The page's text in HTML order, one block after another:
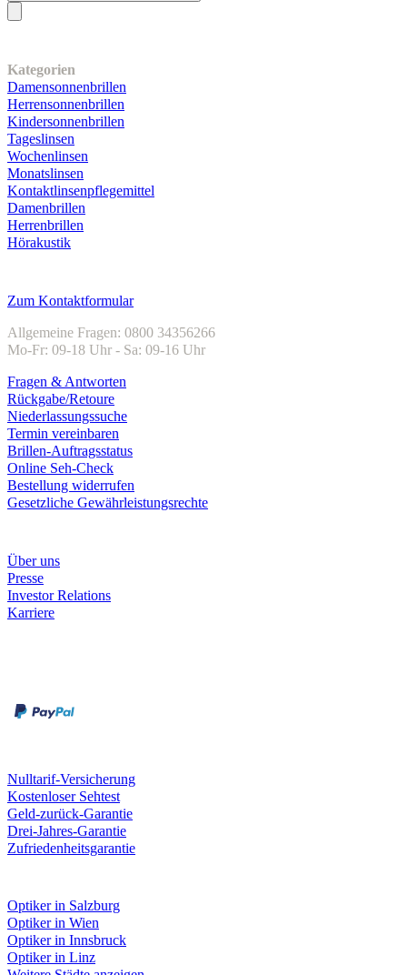
Kategorien
Damensonnenbrillen
Herrensonnenbrillen
Kindersonnenbrillen
Tageslinsen
Wochenlinsen
Monatslinsen
Kontaktlinsenpflegemittel
Damenbrillen
Herrenbrillen
Hörakustik
Zum Kontaktformular
Allgemeine Fragen: 0800 34356266
Mo-Fr: 09-18 Uhr - Sa: 09-16 Uhr
Fragen & Antworten
Rückgabe/Retoure
Niederlassungssuche
Termin vereinbaren
Brillen-Auftragsstatus
Online Seh-Check
Bestellung widerrufen
Gesetzliche Gewährleistungsrechte
Über uns
Presse
Investor Relations
Karriere
Nulltarif-Versicherung
Kostenloser Sehtest
Geld-zurück-Garantie
Drei-Jahres-Garantie
Zufriedenheitsgarantie
Optiker in Salzburg
Optiker in Wien
Optiker in Innsbruck
Optiker in Linz